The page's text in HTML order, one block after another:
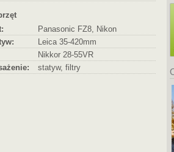
Panasonic FZ8, Nikon
Leica 35-420mm
Nikkor 28-55VR
statyw, filtry